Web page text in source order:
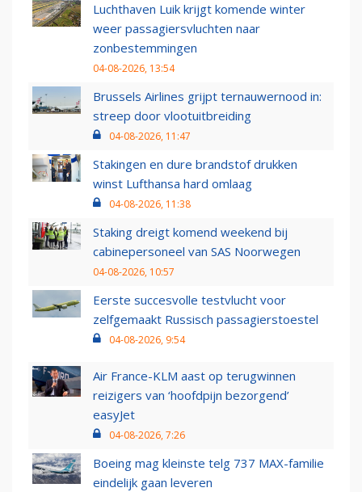
Luchthaven Luik krijgt komende winter
weer passagiersvluchten naar
zonbestemmingen
04-08-2026, 13:54
Brussels Airlines grijpt ternauwernood in:
streep door vlootuitbreiding
04-08-2026, 11:47
Stakingen en dure brandstof drukken
winst Lufthansa hard omlaag
04-08-2026, 11:38
Staking dreigt komend weekend bij
cabinepersoneel van SAS Noorwegen
04-08-2026, 10:57
Eerste succesvolle testvlucht voor
zelfgemaakt Russisch passagierstoestel
04-08-2026, 9:54
Air France-KLM aast op terugwinnen
reizigers van ‘hoofdpijn bezorgend’
easyJet
04-08-2026, 7:26
Boeing mag kleinste telg 737 MAX-familie
eindelijk gaan leveren